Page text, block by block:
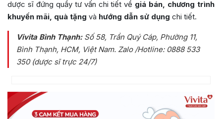
dược sĩ đứng quầy tư vấn chi tiết về giá bán, chương trình
khuyến mãi, quà tặng và hướng dẫn sử dụng chi tiết.
Vivita Bình Thạnh:Số 58, Trần Quý Cáp, Phường 11,
Bình Thạnh, HCM, Việt Nam. Zalo /Hotline: 0888 533
350 (dược sĩ trực 24/7)